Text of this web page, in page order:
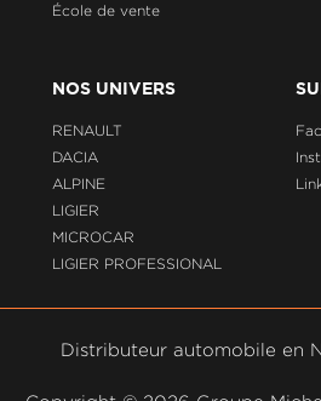
École de vente
NOS UNIVERS
RENAULT
DACIA
ALPINE
LIGIER
MICROCAR
LIGIER PROFESSIONAL
Distributeur automobile en